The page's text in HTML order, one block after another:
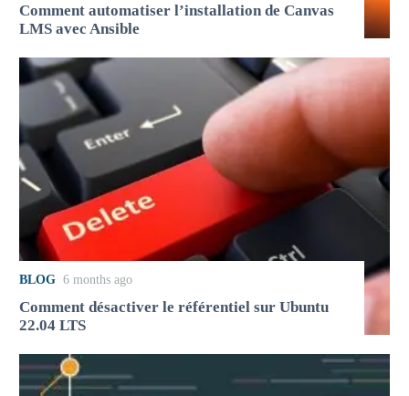
Comment automatiser l’installation de Canvas
LMS avec Ansible
BLOG 6 months ago
Comment désactiver le référentiel sur Ubuntu
22.04 LTS